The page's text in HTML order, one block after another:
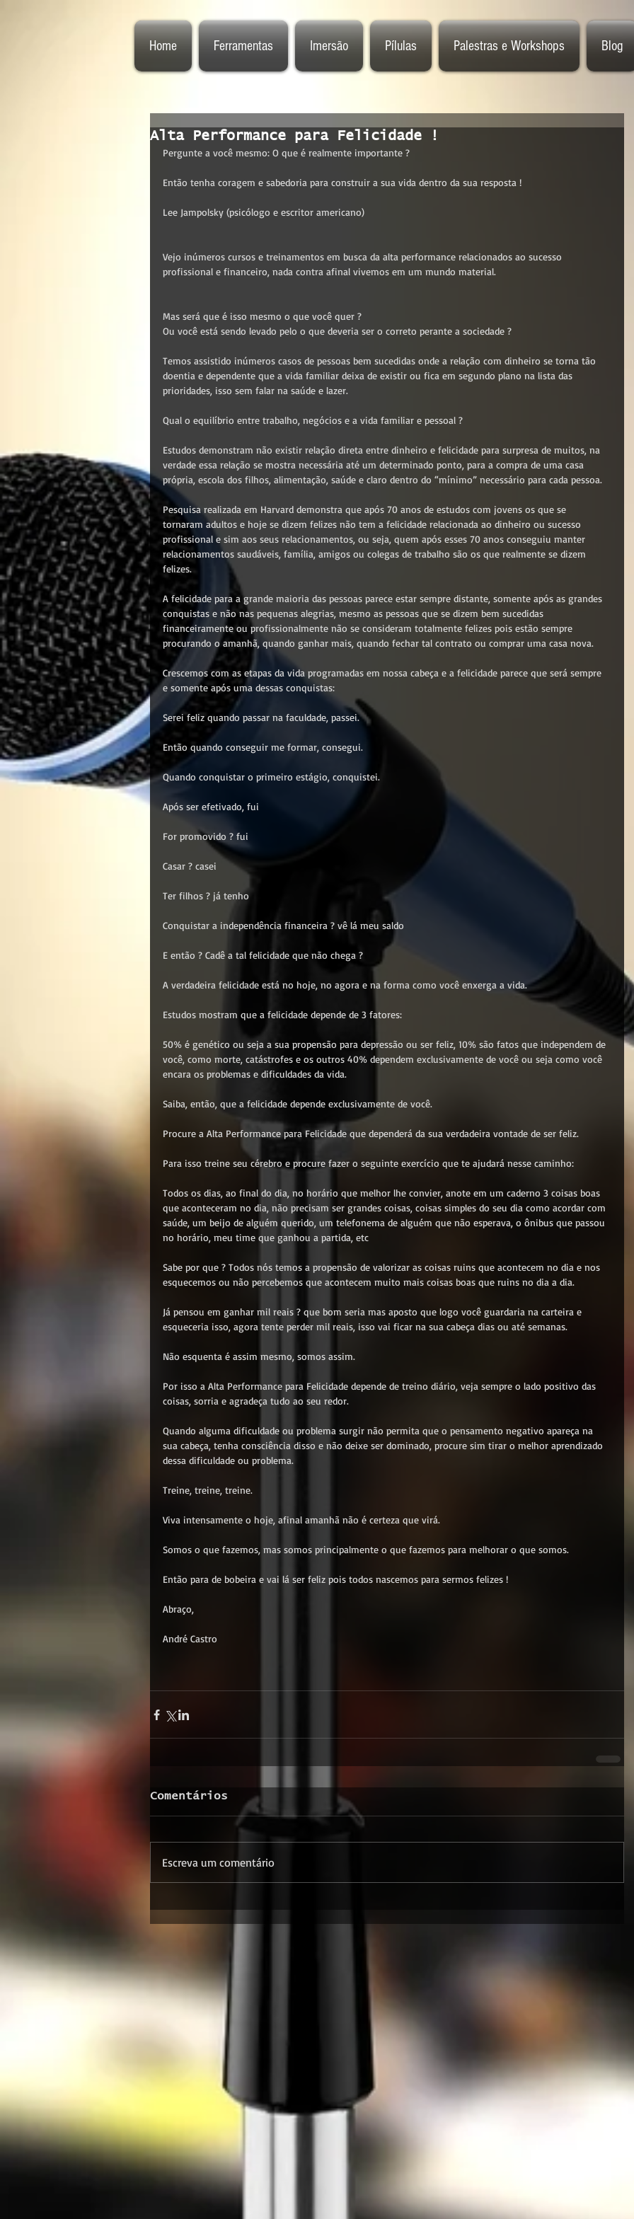
Home Ferramentas Imersão Pílulas Palestras e Workshops Blog
Alta Performance para Felicidade !
Pergunte a você mesmo: O que é realmente importante ?
Então tenha coragem e sabedoria para construir a sua vida dentro da sua resposta !
Lee Jampolsky (psicólogo e escritor americano)
Vejo inúmeros cursos e treinamentos em busca da alta performance relacionados ao sucesso
profissional e financeiro, nada contra afinal vivemos em um mundo material.
Mas será que é isso mesmo o que você quer ?
Ou você está sendo levado pelo o que deveria ser o correto perante a sociedade ?
Temos assistido inúmeros casos de pessoas bem sucedidas onde a relação com dinheiro se torna tão
doentia e dependente que a vida familiar deixa de existir ou fica em segundo plano na lista das
prioridades, isso sem falar na saúde e lazer.
Qual o equilíbrio entre trabalho, negócios e a vida familiar e pessoal ?
Estudos demonstram não existir relação direta entre dinheiro e felicidade para surpresa de muitos, na
verdade essa relação se mostra necessária até um determinado ponto, para a compra de uma casa
própria, escola dos filhos, alimentação, saúde e claro dentro do “mínimo” necessário para cada pessoa.
Pesquisa realizada em Harvard demonstra que após 70 anos de estudos com jovens os que se
tornaram adultos e hoje se dizem felizes não tem a felicidade relacionada ao dinheiro ou sucesso
profissional e sim aos seus relacionamentos, ou seja, quem após esses 70 anos conseguiu manter
relacionamentos saudáveis, família, amigos ou colegas de trabalho são os que realmente se dizem
felizes.
A felicidade para a grande maioria das pessoas parece estar sempre distante, somente após as grandes
conquistas e não nas pequenas alegrias, mesmo as pessoas que se dizem bem sucedidas
financeiramente ou profissionalmente não se consideram totalmente felizes pois estão sempre
procurando o amanhã, quando ganhar mais, quando fechar tal contrato ou comprar uma casa nova.
Crescemos com as etapas da vida programadas em nossa cabeça e a felicidade parece que será sempre
e somente após uma dessas conquistas:
Serei feliz quando passar na faculdade, passei.
Então quando conseguir me formar, consegui.
Quando conquistar o primeiro estágio, conquistei.
Após ser efetivado, fui
For promovido ? fui
Casar ? casei
Ter filhos ? já tenho
Conquistar a independência financeira ? vê lá meu saldo
E então ? Cadê a tal felicidade que não chega ?
A verdadeira felicidade está no hoje, no agora e na forma como você enxerga a vida.
Estudos mostram que a felicidade depende de 3 fatores:
50% é genético ou seja a sua propensão para depressão ou ser feliz, 10% são fatos que independem de
você, como morte, catástrofes e os outros 40% dependem exclusivamente de você ou seja como você
encara os problemas e dificuldades da vida.
Saiba, então, que a felicidade depende exclusivamente de você.
Procure a Alta Performance para Felicidade que dependerá da sua verdadeira vontade de ser feliz.
Para isso treine seu cérebro e procure fazer o seguinte exercício que te ajudará nesse caminho:
Todos os dias, ao final do dia, no horário que melhor lhe convier, anote em um caderno 3 coisas boas
que aconteceram no dia, não precisam ser grandes coisas, coisas simples do seu dia como acordar com
saúde, um beijo de alguém querido, um telefonema de alguém que não esperava, o ônibus que passou
no horário, meu time que ganhou a partida, etc
Sabe por que ? Todos nós temos a propensão de valorizar as coisas ruins que acontecem no dia e nos
esquecemos ou não percebemos que acontecem muito mais coisas boas que ruins no dia a dia.
Já pensou em ganhar mil reais ? que bom seria mas aposto que logo você guardaria na carteira e
esqueceria isso, agora tente perder mil reais, isso vai ficar na sua cabeça dias ou até semanas.
Não esquenta é assim mesmo, somos assim.
Por isso a Alta Performance para Felicidade depende de treino diário, veja sempre o lado positivo das
coisas, sorria e agradeça tudo ao seu redor.
Quando alguma dificuldade ou problema surgir não permita que o pensamento negativo apareça na
sua cabeça, tenha consciência disso e não deixe ser dominado, procure sim tirar o melhor aprendizado
dessa dificuldade ou problema.
Treine, treine, treine.
Viva intensamente o hoje, afinal amanhã não é certeza que virá.
Somos o que fazemos, mas somos principalmente o que fazemos para melhorar o que somos.
Então para de bobeira e vai lá ser feliz pois todos nascemos para sermos felizes !
Abraço,
André Castro
Comentários
Escreva um comentário